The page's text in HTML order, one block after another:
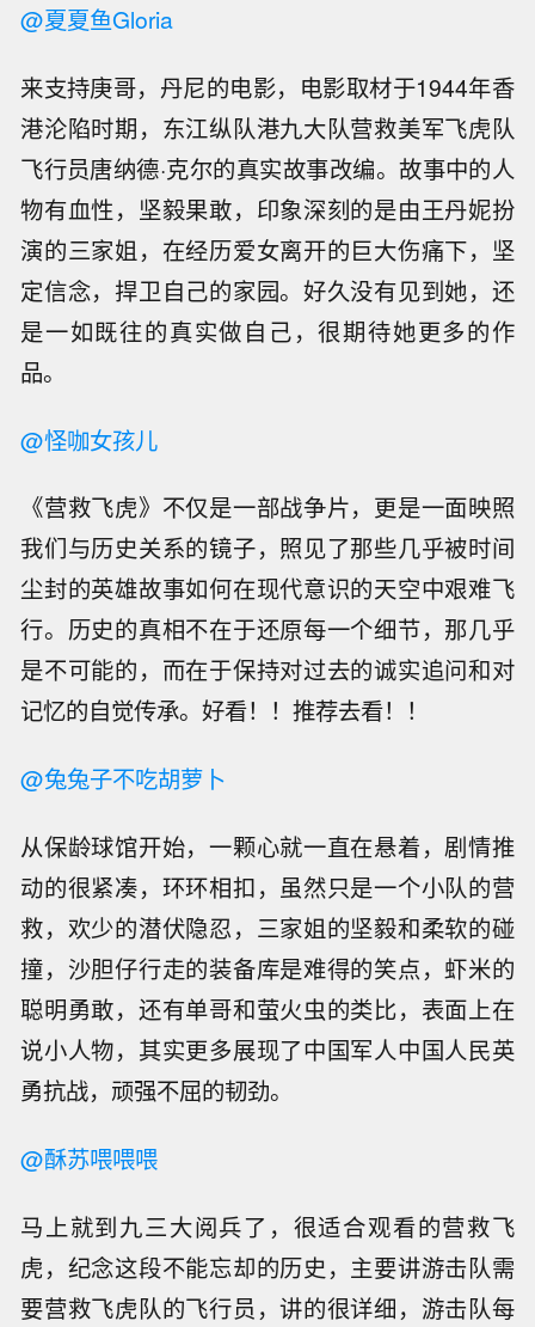
@夏夏鱼Gloria
来支持庚哥，丹尼的电影，电影取材于1944年香
港沦陷时期，东江纵队港九大队营救美军飞虎队
飞行员唐纳德·克尔的真实故事改编。故事中的人
物有血性，坚毅果敢，印象深刻的是由王丹妮扮
演的三家姐，在经历爱女离开的巨大伤痛下，坚
定信念，捍卫自己的家园。好久没有见到她，还
是一如既往的真实做自己，很期待她更多的作
品。
@怪咖女孩儿
《营救飞虎》不仅是一部战争片，更是一面映照
我们与历史关系的镜子，照见了那些几乎被时间
尘封的英雄故事如何在现代意识的天空中艰难飞
行。历史的真相不在于还原每一个细节，那几乎
是不可能的，而在于保持对过去的诚实追问和对
记忆的自觉传承。好看！！推荐去看！！
@兔兔子不吃胡萝卜
从保龄球馆开始，一颗心就一直在悬着，剧情推
动的很紧凑，环环相扣，虽然只是一个小队的营
救，欢少的潜伏隐忍，三家姐的坚毅和柔软的碰
撞，沙胆仔行走的装备库是难得的笑点，虾米的
聪明勇敢，还有单哥和萤火虫的类比，表面上在
说小人物，其实更多展现了中国军人中国人民英
勇抗战，顽强不屈的韧劲。
@酥苏喂喂喂
马上就到九三大阅兵了，很适合观看的营救飞
虎，纪念这段不能忘却的历史，主要讲游击队需
要营救飞虎队的飞行员，讲的很详细，游击队每